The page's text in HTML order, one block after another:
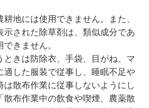
耕地には使用できません。また、
示された除草剤は、類似成分であ
きません。
ときは防除衣、手袋、目がね、マ
適した服装で従事し、睡眠不足や
は散布作業に従事しないようにし
散布作業中の飲食や喫煙、農薬散